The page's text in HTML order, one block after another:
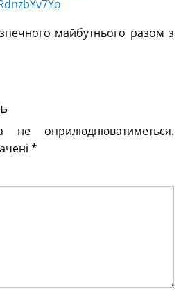
майбутнього разом з
оприлюднюватиметься.
*